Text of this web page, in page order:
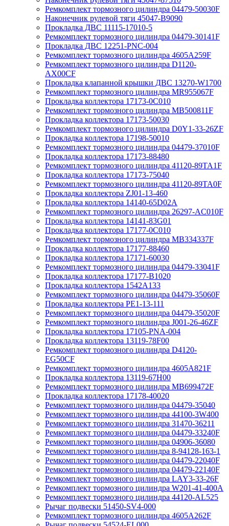
Ремкомплект тормозного цилиндра 04479-50030F
Наконечник рулевой тяги 45047-B9090
Прокладка ДВС 11115-17010-5
Ремкомплект тормозного цилиндра 04479-30141F
Прокладка ДВС 12251-PNC-004
Ремкомплект тормозного цилиндра 4605A259F
Ремкомплект тормозного цилиндра D1120-
AX00CF
Прокладка клапанной крышки ДВС 13270-W1700
Ремкомплект тормозного цилиндра MR955067F
Прокладка коллектора 17173-0C010
Ремкомплект тормозного цилиндра MB500811F
Прокладка коллектора 17173-50030
Ремкомплект тормозного цилиндра D0Y1-33-26ZF
Прокладка коллектора 17198-50010
Ремкомплект тормозного цилиндра 04479-37010F
Прокладка коллектора 17173-88480
Ремкомплект тормозного цилиндра 41120-89TA1F
Прокладка коллектора 17173-75040
Ремкомплект тормозного цилиндра 41120-89TA0F
Прокладка коллектора ZJ01-13-460
Прокладка коллектора 14140-65D02A
Ремкомплект тормозного цилиндра 26297-AC010F
Прокладка коллектора 14141-83G01
Прокладка коллектора 17177-0C010
Ремкомплект тормозного цилиндра MB334337F
Прокладка коллектора 17177-88460
Прокладка коллектора 17171-60030
Ремкомплект тормозного цилиндра 04479-33041F
Прокладка коллектора 17177-B1020
Прокладка коллектора 1542A133
Ремкомплект тормозного цилиндра 04479-35060F
Прокладка коллектора PE1-13-111
Ремкомплект тормозного цилиндра 04479-35020F
Ремкомплект тормозного цилиндра J001-26-46ZF
Прокладка коллектора 17105-PNA-004
Прокладка коллектора 13119-78F00
Ремкомплект тормозного цилиндра D4120-
EG50CF
Ремкомплект тормозного цилиндра 4605A821F
Прокладка коллектора 13119-67H00
Ремкомплект тормозного цилиндра MB699472F
Прокладка коллектора 17178-40020
Ремкомплект тормозного цилиндра 04479-35040
Ремкомплект тормозного цилиндра 44100-3W400
Ремкомплект тормозного цилиндра 31470-36211
Ремкомплект тормозного цилиндра 04479-33240F
Ремкомплект тормозного цилиндра 04906-36080
Ремкомплект тормозного цилиндра 8-94128-163-1
Ремкомплект тормозного цилиндра 04479-22040F
Ремкомплект тормозного цилиндра 04479-22140F
Ремкомплект тормозного цилиндра LAY3-33-26F
Ремкомплект тормозного цилиндра W201-41-400A
Ремкомплект тормозного цилиндра 44120-AL525
Рычаг подвески 51450-SV4-000
Ремкомплект тормозного цилиндра 4605A262F